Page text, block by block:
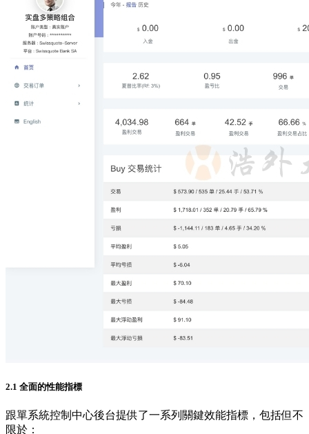
2.1 全面的性能指標
跟單系統控制中心後台提供了一系列關鍵效能指標，包括但不
限於：